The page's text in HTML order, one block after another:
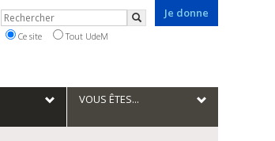
Je donne
Rechercher
Rechercher
Ce site Tout UdeM
VOUS ÊTES...